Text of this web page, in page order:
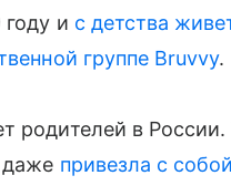
и с детства
группе Bruvvy.
родителей в
даже привезла с